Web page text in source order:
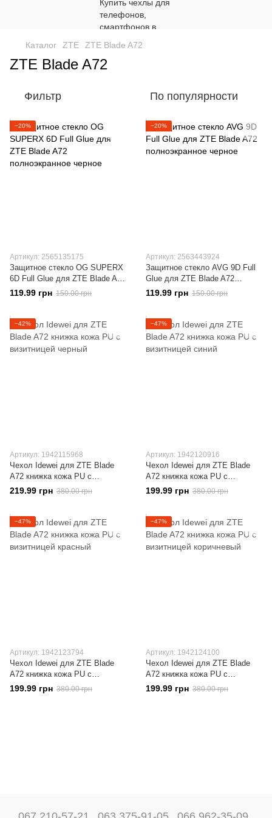
Каталог ZTE ZTE Blade A72
ZTE Blade A72
Фильтр По популярности
−20%
Артикул: 2565135175
Защитное стекло OG SUPERX
6D Full Glue для ZTE Blade A72
полноэкранное черное
119.99 грн 150.00 грн
−20%
Артикул: 2563443924
Защитное стекло AVG 9D Full
Glue для ZTE Blade A72
полноэкранное черное
119.99 грн 150.00 грн
−42%
Артикул: 1942115968
Чехол Idewei для ZTE Blade
A72 книжка кожа PU с
визитницей черный
219.99 грн 380.00 грн
−47%
Артикул: 1942120916
Чехол Idewei для ZTE Blade
A72 книжка кожа PU с
визитницей синий
199.99 грн 380.00 грн
−47%
Артикул: 1942123794
Чехол Idewei для ZTE Blade
A72 книжка кожа PU с
визитницей красный
199.99 грн 380.00 грн
−47%
Артикул: 1942124100
Чехол Idewei для ZTE Blade
A72 книжка кожа PU с
визитницей коричневый
199.99 грн 380.00 грн